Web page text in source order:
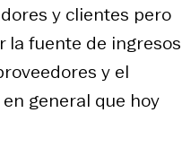
y clientes pero
la fuente de ingresos
y el
general que hoy